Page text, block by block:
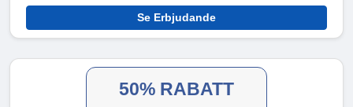
Se Erbjudande
50% RABATT